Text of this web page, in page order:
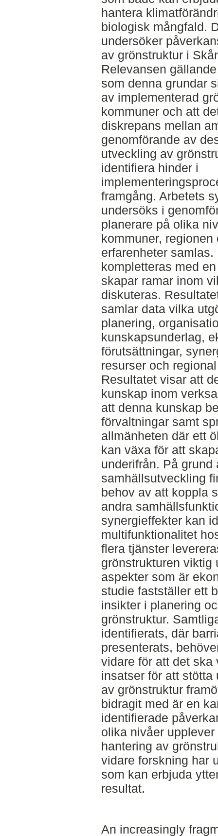
hantera
biologisk mångfald.
undersöker
av grönstruktur i
Relevansen
som denna grundar
av implementerad
kommuner och att
diskrepans mellan
genomförande av
utveckling av
identifiera hinder i
framgång. Arbetets
undersöks i
planerare på olika
kommuner,
erfarenheter
kompletteras med
skapar ramar inom
diskuteras.
samlar data vilka
planering,
kunskapsunderlag,
förutsättningar,
resurser och
Resultatet visar att
kunskap inom
att denna kunskap
förvaltningar samt
allmänheten där ett
kan växa för att
underifrån. På
samhällsutveckling
behov av att koppla
andra
synergieffekter kan
multifunktionalitet
flera tjänster
grönstrukturen viktig
aspekter som är
studie fastställer ett
insikter i planering
grönstruktur.
identifierats, där
presenterats,
vidare för att det ska
insatser för att stötta
av grönstruktur
bidragit med är en
identifierade
olika nivåer upplever
hantering av
vidare forskning har
som kan erbjuda
resultat.
An increasingly